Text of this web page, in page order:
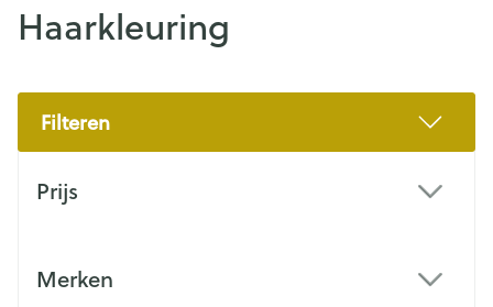
Haarkleuring
Filteren
Prijs
Merken